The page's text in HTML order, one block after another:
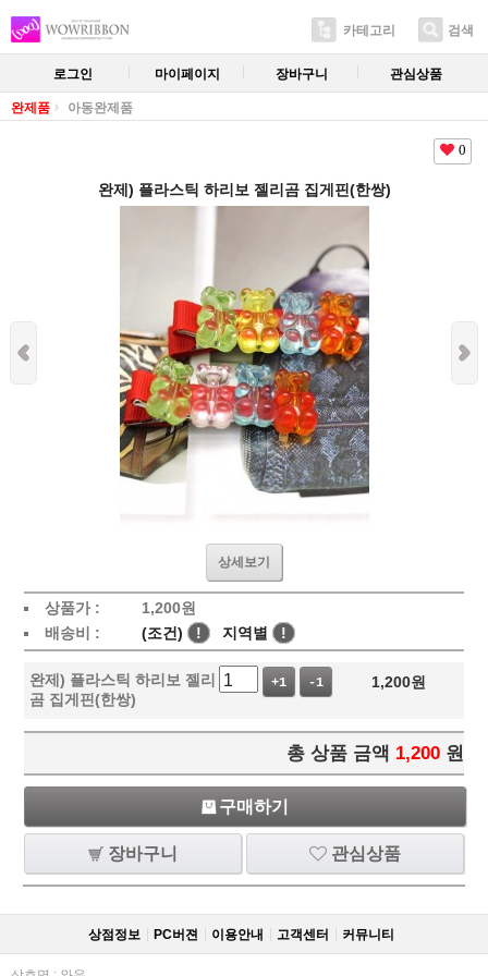
카테고리 검색
로그인 마이페이지 장바구니 관심상품
완제품 아동완제품
0
완제) 플라스틱 하리보 젤리곰 집게핀(한쌍)
상세보기
상품가 : 1,200원
배송비 :
(조건) ! 지역별 !
완제) 플라스틱 하리보 젤리
곰 집게핀(한쌍)
+1 -1 1,200원
총 상품 금액 1,200 원
구매하기
장바구니 관심상품
상점정보 PC버젼 이용안내 고객센터 커뮤니티